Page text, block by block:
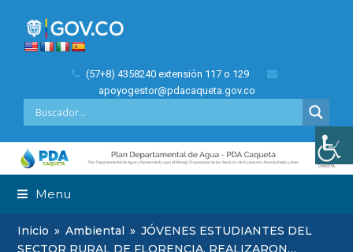
(57+8) 4358240 extensión 117 o 129
apoyogestor@pdacaqueta.gov.co
Menu
Inicio » Ambiental » JÓVENES ESTUDIANTES DEL
SECTOR RURAL DE FLORENCIA, REALIZARON…